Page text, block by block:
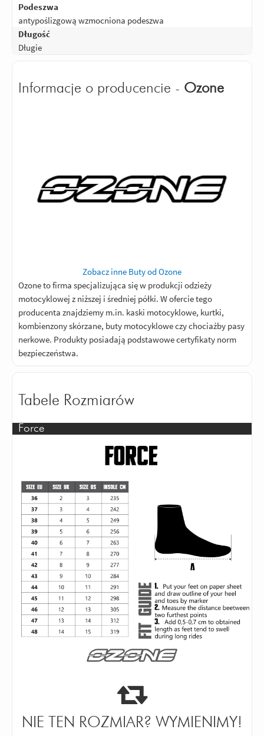
Podeszwa
antypoślizgową wzmocniona podeszwa
Długość
Długie
Informacje o producencie - Ozone
Zobacz inne Buty od Ozone
Ozone to firma specjalizująca się w produkcji odzieży
motocyklowej z niższej i średniej półki. W ofercie tego
producenta znajdziemy m.in. kaski motocyklowe, kurtki,
kombienzony skórzane, buty motocyklowe czy chociażby pasy
nerkowe. Produkty posiadają podstawowe certyfikaty norm
bezpieczeństwa.
Tabele Rozmiarów
Force
NIE TEN ROZMIAR? WYMIENIMY!